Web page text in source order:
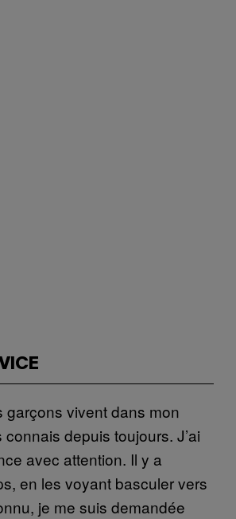
garçons vivent dans mon
depuis toujours. J’ai
avec attention. Il y a
en les voyant basculer vers
je me suis demandée